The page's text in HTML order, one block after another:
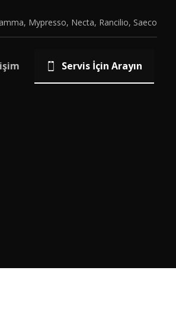
Mypresso, Necta, Rancilio, Saeco
Servis İçin Arayın